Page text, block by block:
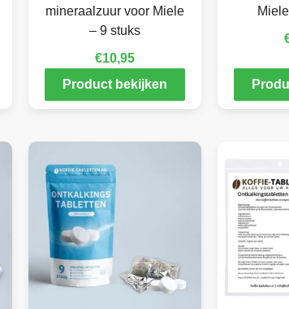
mineraalzuur voor Miele
– 9 stuks
€10,95
Product bekijken